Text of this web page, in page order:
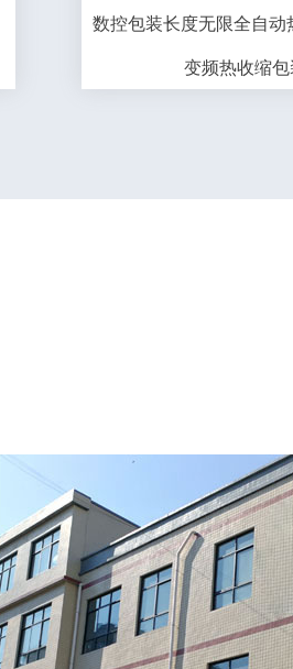
数控包装长度无限全自
变频热收缩